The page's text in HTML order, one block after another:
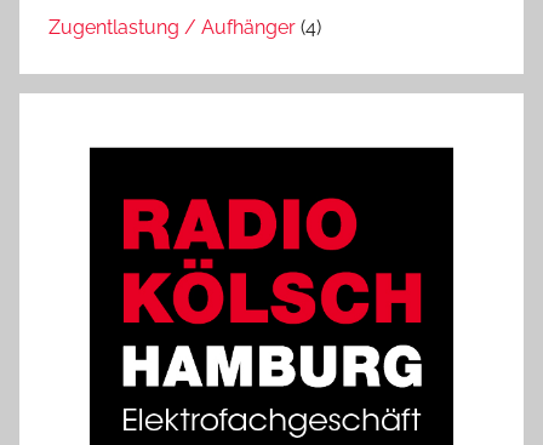
Zugentlastung / Aufhänger (4)